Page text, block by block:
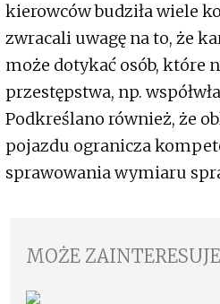
kierowców budziła wiele
zwracali uwagę na to, że
może dotykać osób, które
przestępstwa, np.
Podkreślano również, że
pojazdu ogranicza
sprawowania wymiaru
MOŻE